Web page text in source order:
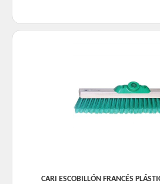
CARI ESCOBILLÓN FRANCÉS